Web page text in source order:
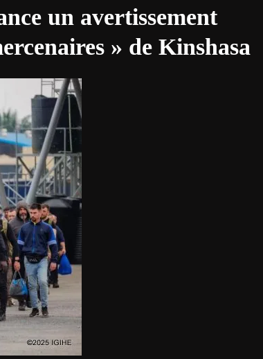
un avertissement
» de Kinshasa